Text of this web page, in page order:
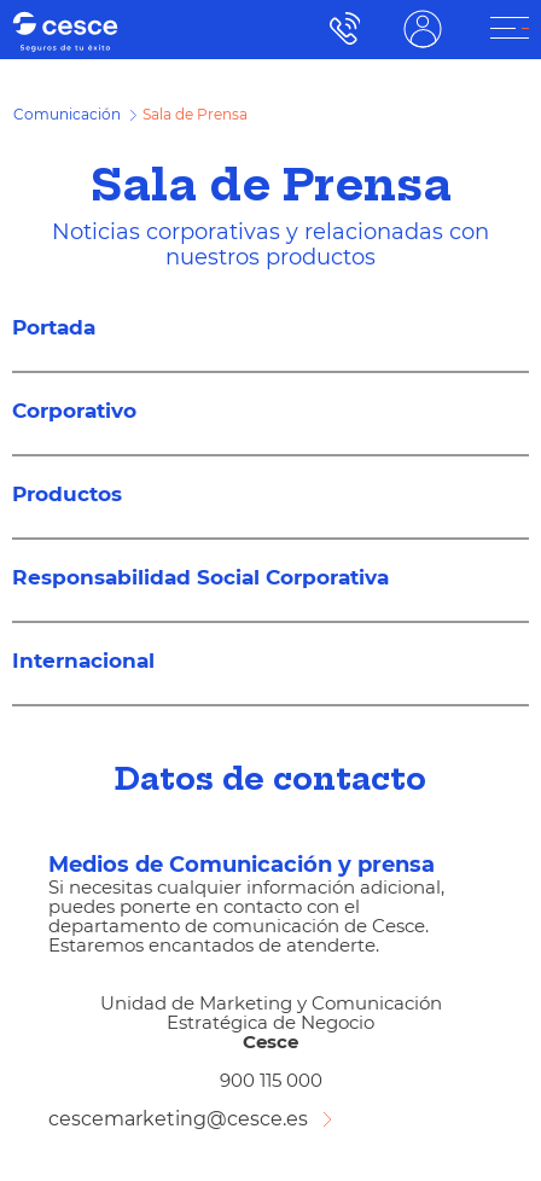
Comunicación Sala de Prensa
Sala de Prensa
Noticias corporativas y relacionadas con
nuestros productos
Portada
Corporativo
Productos
Responsabilidad Social Corporativa
Internacional
Datos de contacto
Medios de Comunicación y prensa
Si necesitas cualquier información adicional,
puedes ponerte en contacto con el
departamento de comunicación de Cesce.
Estaremos encantados de atenderte.
Unidad de Marketing y Comunicación
Estratégica de Negocio
Cesce
900 115 000
cescemarketing@cesce.es